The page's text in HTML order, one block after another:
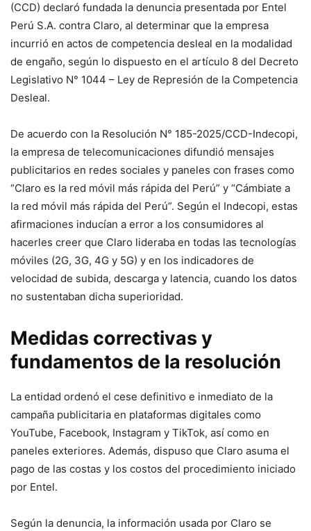
(CCD) declaró fundada la denuncia presentada por Entel
Perú S.A. contra Claro, al determinar que la empresa
incurrió en actos de competencia desleal en la modalidad
de engaño, según lo dispuesto en el artículo 8 del Decreto
Legislativo N° 1044 – Ley de Represión de la Competencia
Desleal.
De acuerdo con la Resolución N° 185-2025/CCD-Indecopi,
la empresa de telecomunicaciones difundió mensajes
publicitarios en redes sociales y paneles con frases como
“Claro es la red móvil más rápida del Perú” y “Cámbiate a
la red móvil más rápida del Perú”. Según el Indecopi, estas
afirmaciones inducían a error a los consumidores al
hacerles creer que Claro lideraba en todas las tecnologías
móviles (2G, 3G, 4G y 5G) y en los indicadores de
velocidad de subida, descarga y latencia, cuando los datos
no sustentaban dicha superioridad.
Medidas correctivas y
fundamentos de la resolución
La entidad ordenó el cese definitivo e inmediato de la
campaña publicitaria en plataformas digitales como
YouTube, Facebook, Instagram y TikTok, así como en
paneles exteriores. Además, dispuso que Claro asuma el
pago de las costas y los costos del procedimiento iniciado
por Entel.
Según la denuncia, la información usada por Claro se